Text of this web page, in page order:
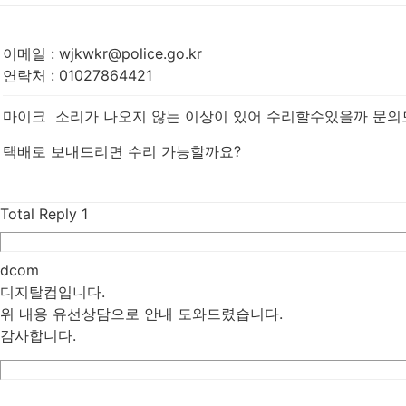
이메일 : wjkwkr@police.go.kr
연락처 : 01027864421
마이크 소리가 나오지 않는 이상이 있어 수리할수있을까 문의
택배로 보내드리면 수리 가능할까요?
Total Reply 1
dcom
디지탈컴입니다.
위 내용 유선상담으로 안내 도와드렸습니다.
감사합니다.